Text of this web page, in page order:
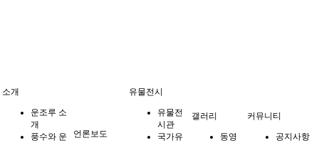
소개
운조루 소
개
풍수와 운
언론보도
유물전시
유물전
시관
국가유
갤러리
동영
커뮤니티
공지사항